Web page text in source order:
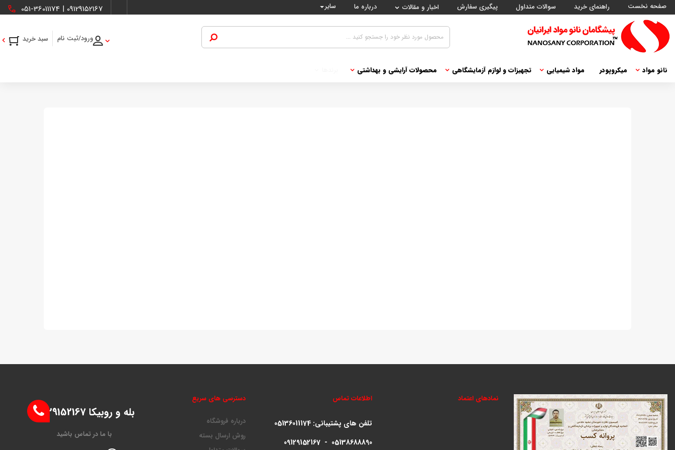
صفحه نخست راهنمای خرید سوالات متداول پیگیری سفارش اخبار و مقالات درباره ما سایر 09129152167
|
051-36011174
ورود/ثبت نام
نانو مواد میکروپودر مواد شیمیایی تجهیزات و لوازم آزمایشگاهی محصولات آرایشی و بهداشتی
نمادهای اعتماد اطلاعات تماس
تلفن های پشتیبانی: 05136011174
09129152167 - 05138688890
دسترسی های سریع
درباره فروشگاه
روش ارسال بسته
بله و روبیکا 09129152167
با ما در تماس باشید